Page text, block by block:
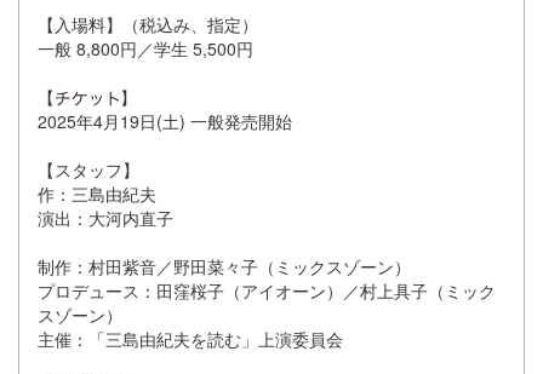
【入場料】（税込み、指定）
一般 8,800円／学生 5,500円
【
】
2025年4月19日(土) 一般発売開始
【スタッフ】
作：三島由紀夫
演出：大河内直子
制作：村田紫音／野田菜々子（ミックスゾーン）
プロデュース：田窪桜子（アイオーン）／村上具子（ミック
スゾーン）
主催：「三島由紀夫を読む」上演委員会